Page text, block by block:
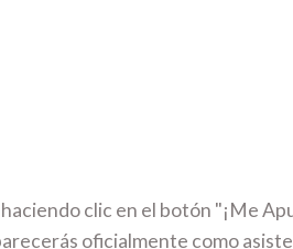
clic en el botón "¡Me
oficialmente como